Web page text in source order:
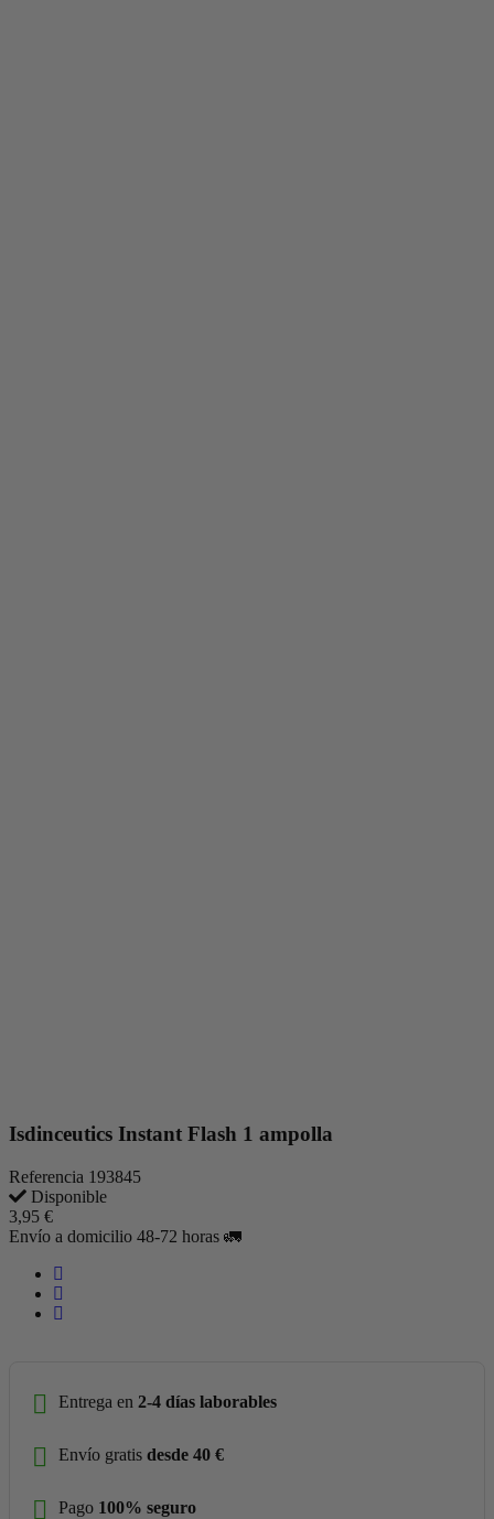
Isdinceutics Instant Flash 1 ampolla
Referencia 193845
Disponible
3,95 €
Envío a domicilio 48-72 horas 🚛
Entrega en 2-4 días laborables
Envío gratis desde 40 €
Pago 100% seguro